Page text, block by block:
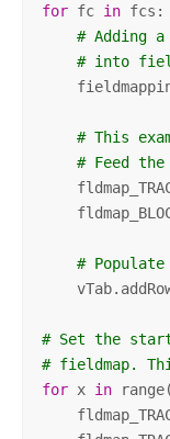
for fc in fcs:
# Adding
# into
# This
# Feed
#
# Set the
# fieldmap.
for x in range(